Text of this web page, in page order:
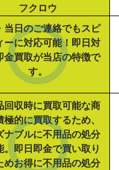
フクロウ
当日のご連絡でもスピ
ーに対応可能！即日対
金買取が当店の特徴で
す。
回収時に買取可能な商
極的に買取するため、
ナブルに不用品の処分
。即日即金で買い取り
めお得に不用品の処分